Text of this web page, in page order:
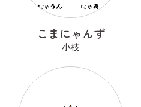
こまにゃんず
小枝